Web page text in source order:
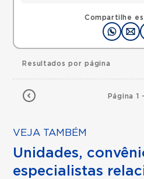
Compartilhe
Página 1
Resultados por página
VEJA TAMBÉM
Unidades,
especialistas